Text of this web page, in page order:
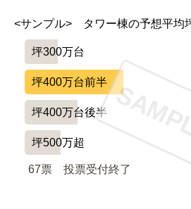
<サンプル>　タワー棟の予想平均
坪300万台
坪400万台前半
坪400万台後半
坪500万超
67票 投票受付終了
SAMPLE